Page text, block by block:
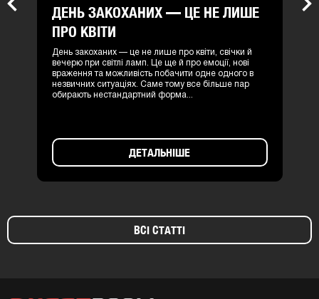
Previous
ДЕНЬ ЗАКОХАНИХ — ЦЕ НЕ ЛИШЕ
ПРО КВІТИ
День закоханих — це не лише про квіти, свічки й
вечерю при світлі ламп. Це ще й про емоції, нові
враження та можливість побачити одне одного в
незвичних ситуаціях. Саме тому все більше пар
обирають нестандартний форма...
ДЕТАЛЬНІШЕ
ВСІ СТАТТІ